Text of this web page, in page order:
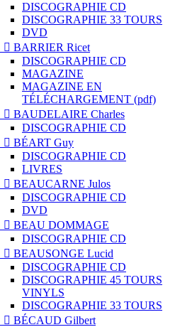
DISCOGRAPHIE CD
DISCOGRAPHIE 33 TOURS
DVD
 BARRIER Ricet
DISCOGRAPHIE CD
MAGAZINE
MAGAZINE EN
TÉLÉCHARGEMENT (pdf)
 BAUDELAIRE Charles
DISCOGRAPHIE CD
 BÉART Guy
DISCOGRAPHIE CD
LIVRES
 BEAUCARNE Julos
DISCOGRAPHIE CD
DVD
 BEAU DOMMAGE
DISCOGRAPHIE CD
 BEAUSONGE Lucid
DISCOGRAPHIE CD
DISCOGRAPHIE 45 TOURS
VINYLS
DISCOGRAPHIE 33 TOURS
 BÉCAUD Gilbert